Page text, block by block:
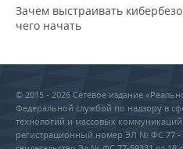
Зачем выстраивать
чего начать
© 2015 - 2026 Сетевое издание
Федеральной службой по надзору в
технологий и массовых
регистрационный номер ЭЛ № ФС 77 -